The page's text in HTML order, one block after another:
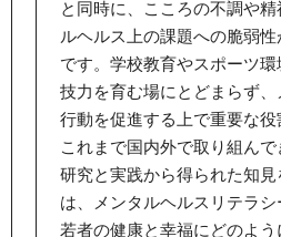
と同時に、こころの不調や
ルヘルス上の課題への脆弱
です。学校教育やスポーツ
技力を育む場にとどまらず
行動を促進する上で重要な役
これまで国内外で取り組ん
研究と実践から得られた知
は、メンタルヘルスリテラシ
若者の健康と幸福にどのよ